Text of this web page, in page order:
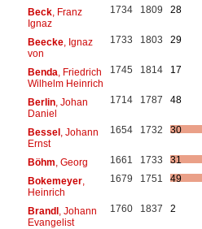
Beck, Franz
Ignaz
1734 1809 28
Beecke, Ignaz
von
1733 1803 29
Benda , Friedrich
Wilhelm Heinrich
1745 1814 17
Berlin, Johan
Daniel
1714 1787 48
Bessel, Johann
Ernst
1654 1732 30
Böhm , Georg 1661 1733
31
Bokemeyer,
Heinrich
1679 1751 49
Brandl, Johann
Evangelist
1760 1837 2